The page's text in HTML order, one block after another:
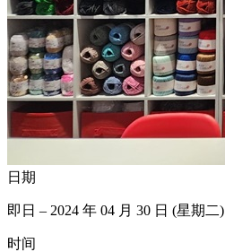
日期
即日 – 2024 年 04 月 30 日 (星期二)
时间